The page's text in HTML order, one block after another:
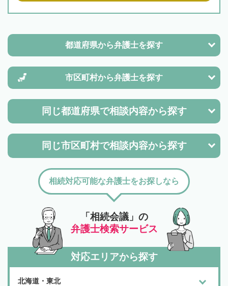
都道府県から弁護士を探す
市区町村から弁護士を探す
同じ都道府県で相談内容から探す
同じ市区町村で相談内容から探す
「相続会議」の
弁護士検索サービス
相続対応可能な弁護士をお探しなら
対応エリアから探す
北海道・東北